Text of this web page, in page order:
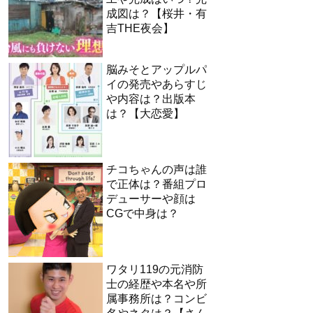
成図は？【桜井・有
吉THE夜会】
脳みそとアップルパ
イの発売やあらすじ
や内容は？出版本
は？【大恋愛】
チコちゃんの声は誰
で正体は？番組プロ
デューサーや顔は
CGで中身は？
ワタリ119の元消防
士の経歴や本名や所
属事務所は？コンビ